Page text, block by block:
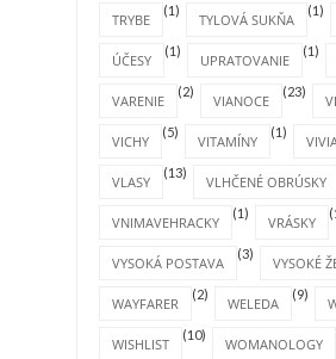
TRYBE
(1)
TYLOVÁ SUKŇA
(1)
ÚČESY
(1)
UPRATOVANIE
(1)
VARENIE
(2)
VIANOCE
(23)
VICHY
(5)
VITAMÍNY
(1)
VLASY
(13)
VLHČENÉ OBRÚSKY
VNIMAVEHRACKY
(1)
VRÁSKY
VYSOKÁ POSTAVA
(3)
VYSOKÉ
WAYFARER
(2)
WELEDA
(9)
WISHLIST
(10)
WOMANOLOGY